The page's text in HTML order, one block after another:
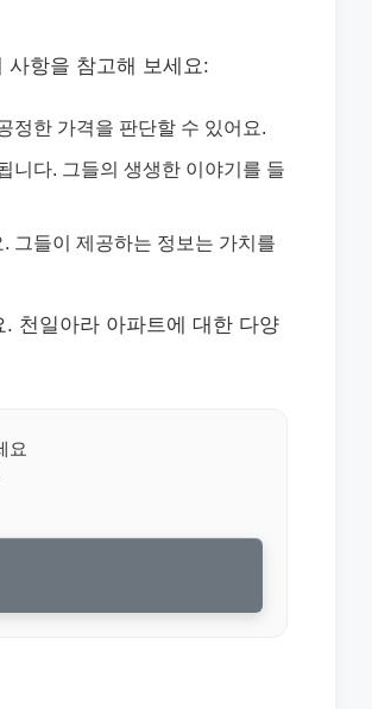
사항을 참고해 보세요:
정한 가격을 판단할 수 있어요.
니다. 그들의 생생한 이야기를 들
그들이 제공하는 정보는 가치를
천일아라 아파트에 대한 다양
요